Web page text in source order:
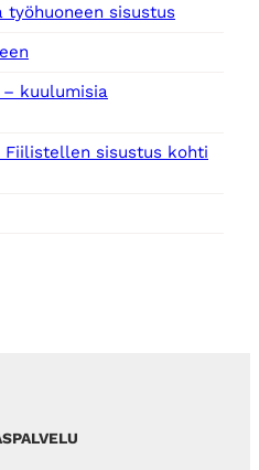
työhuoneen sisustus
kuulumisia
Fiilistellen sisustus kohti